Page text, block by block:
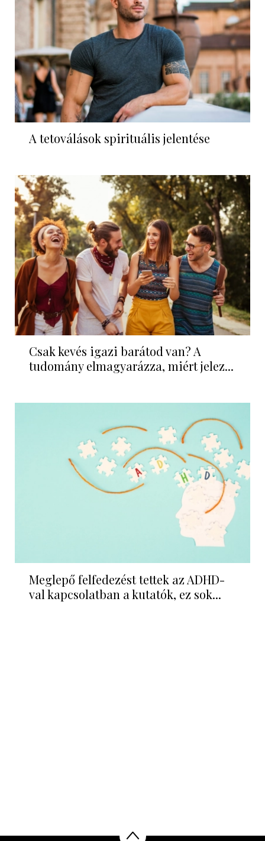
A tetoválások spirituális jelentése
Csak kevés igazi barátod van? A
tudomány elmagyarázza, miért jelez...
Meglepő felfedezést tettek az ADHD-
val kapcsolatban a kutatók, ez sok...